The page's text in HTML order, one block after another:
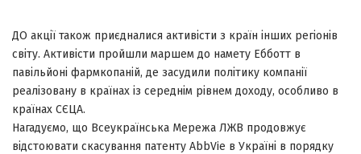
ДО акції також приєдналися активісти з країн інших регіонів
світу. Активісти пройшли маршем до намету Ебботт в
павільйоні фармкопаній, де засудили політику компанії
реалізовану в країнах із середнім рівнем доходу, особливо в
країнах СЄЦА.
Нагадуємо, що Всеукраїнська Мережа ЛЖВ продовжує
відстоювати скасування патенту AbbVie в Україні в порядку